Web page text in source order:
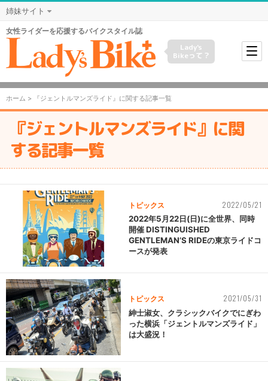
姉妹サイト
女性ライダーを応援するバイクスタイル誌
Lady's
Bikeって？
ホーム > 『ジェントルマンズライド』に関する記事一覧
『ジェントルマンズライド』に関
する記事一覧
トピックス 2022/05/21
2022年5月22日(日)に全世界、同時
開催 DISTINGUISHED
GENTLEMAN’S RIDEの東京ライドコ
ースが発表
トピックス 2021/05/31
紳士淑女、クラシックバイクでにぎわ
った横浜「ジェントルマンズライド」
は大盛況！